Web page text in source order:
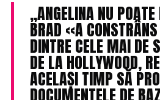
„ANGELINA NU
BRAD «A
DINTRE CELE MAI DE
DE LA HOLLYWOOD,
ACELAȘI TIMP SĂ
DOCUMENTELE DE